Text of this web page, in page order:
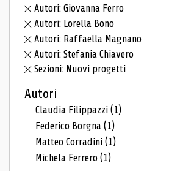
Autori: Giovanna Ferro
Autori: Lorella Bono
Autori: Raffaella Magnano
Autori: Stefania Chiavero
Sezioni: Nuovi progetti
Autori
Claudia Filippazzi(1)
Federico Borgna(1)
Matteo Corradini(1)
Michela Ferrero(1)